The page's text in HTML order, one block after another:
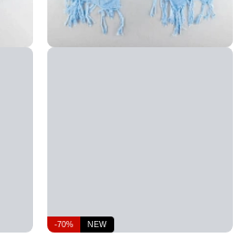
-70% NEW